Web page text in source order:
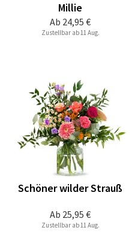
Ab 24,95 €
Millie
Zustellbar ab 11 Aug.
Ab 25,95 €
Schöner wilder Strauß
Zustellbar ab 11 Aug.